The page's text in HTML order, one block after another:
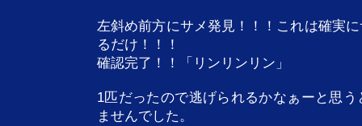
左斜め前方にサメ発見！！！これは確実
るだけ！！！
確認完了！！「リンリンリン」
1匹だったので逃げられるかなぁーと思
ませんでした。